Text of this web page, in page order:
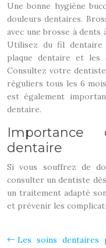
Une bonne hygiène
douleurs dentaires.
avec une brosse à
Utilisez du fil
plaque dentaire et les
Consultez votre
réguliers tous les 6
est également
dentaire.
dentaire
Si vous souffrez de
consulter un dentiste
un traitement adapté
et prévenir les
Les soins dentaires